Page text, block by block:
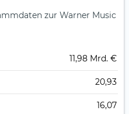
zur Warner Music
11,98 Mrd. €
20,93
16,07